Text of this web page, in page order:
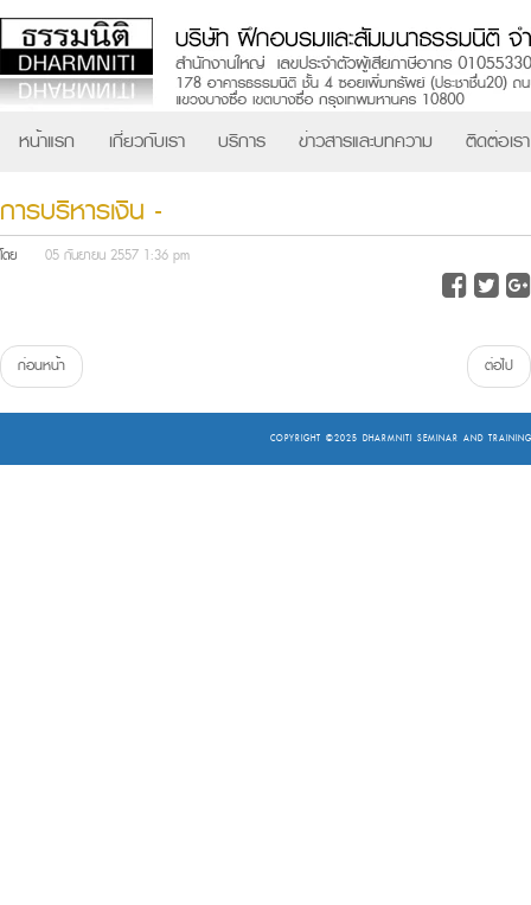
หน้าแรก เกี่ยวกับเรา บริการ ข่าวสารและบทความ ติดต่อเรา
การบริหารเงิน -
โดย 05 กันยายน 2557 1:36 pm
ก่อนหน้า ต่อไป
COPYRIGHT ©2025 DHARMNITI SEMINAR AND